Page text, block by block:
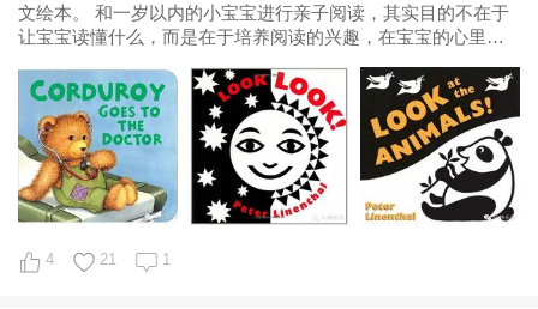
文绘本。 和一岁以内的小宝宝进行亲子阅读，其实目的不在于
让宝宝读懂什么，而是在于培养阅读的兴趣，在宝宝的心里建
容易损坏的硬纸板书（board book）最能吸引小宝宝的注意力，
最适合这个阶段...
4 21 1